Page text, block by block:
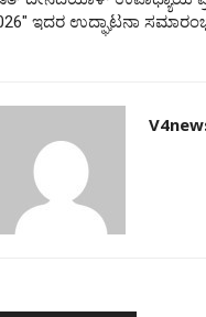
ಇದರ ಉದ್ಘಾಟನಾ